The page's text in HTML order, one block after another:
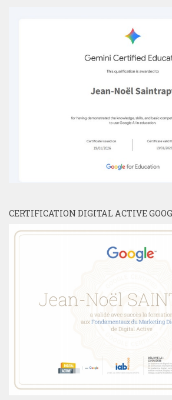
CERTIFICATION DIGITAL ACTIVE